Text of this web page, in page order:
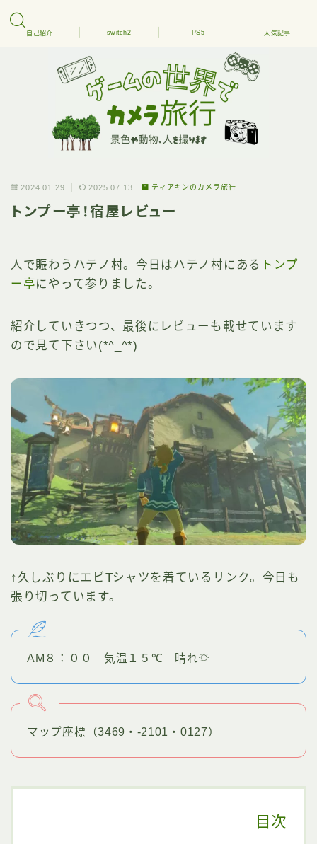
自己紹介 switch2 PS5 人気記事
2024.01.29 2025.07.13 ティアキンのカメラ旅行
トンプー亭！宿屋レビュー
人で賑わうハテノ村。今日はハテノ村にある
トンプ
ー亭にやって参りました。
紹介していきつつ、最後にレビューも載せています
ので見て下さい(*^_^*)
↑久しぶりにエビTシャツを着ているリンク。今日も
張り切っています。
AM８：００ 気温１５℃ 晴れ
マップ座標（3469・-2101・0127）
目次